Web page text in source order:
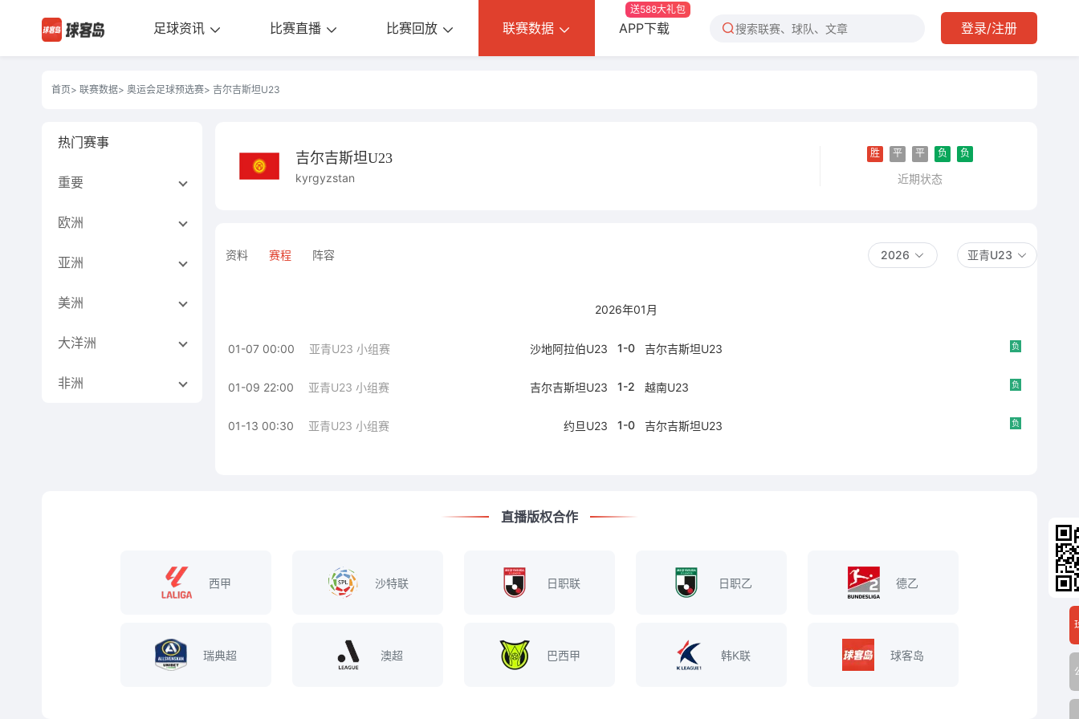
足球资讯 比赛直播 比赛回放 联赛数据 APP下载
送588大礼包
登录/注册
首页> 联赛数据> 奥运会足球预选赛> 吉尔吉斯坦U23
热门赛事
重要
欧洲
亚洲
美洲
大洋洲
非洲
吉尔吉斯坦U23
kyrgyzstan
胜 平 平 负 负
近期状态
资料 赛程 阵容 2026 亚青U23
2026年01月
01-07 00:00 亚青U23 小组赛 沙地阿拉伯U23 1-0 吉尔吉斯坦U23 负
01-09 22:00 亚青U23 小组赛 吉尔吉斯坦U23 1-2 越南U23 负
01-13 00:30 亚青U23 小组赛 约旦U23 1-0 吉尔吉斯坦U23 负
直播版权合作
西甲 沙特联 日职联 日职乙 德乙
瑞典超 澳超 巴西甲 韩K联 球客岛